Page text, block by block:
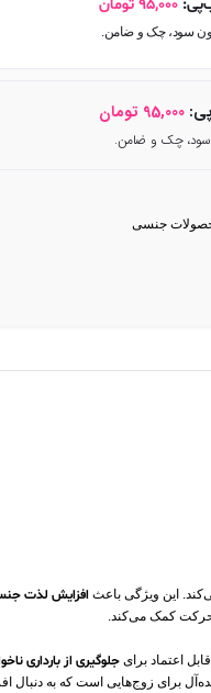
95,000 تومان
95,000 تومان
جنسی
این ویژگی باعث افزایش لذت
حرکت کمک می‌کند.
اعتماد برای جلوگیری از بارداری
برای زوج‌هایی است که به